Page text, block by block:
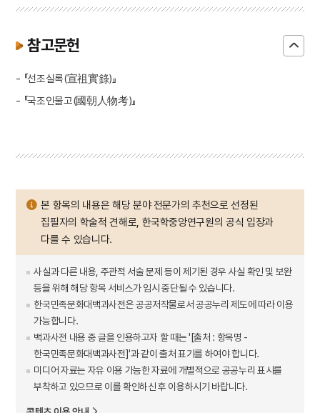
참고문헌
- 『선조실록(宣祖實錄)』
- 『국조인물고(國朝人物考)』
본 항목의 내용은 해당 분야 전문가의 추천으로 선정된
집필자의 학술적 견해로, 한국학중앙연구원의 공식 입장과
다를 수 있습니다.
사실과 다른 내용, 주관적 서술 문제 등이 제기된 경우 사실 확인 및 보완
등을 위해 해당 항목 서비스가 임시 중단될 수 있습니다.
한국민족문화대백과사전은 공공저작물로서 공공누리 제도에 따라 이용
가능합니다.
백과사전 내용 중 글을 인용하고자 할 때는 '[출처 : 항목명 -
한국민족문화대백과사전]'과 같이 출처 표기를 하여야 합니다.
미디어 자료는 자유 이용 가능한 자료에 개별적으로 공공누리 표시를
부착하고 있으므로 이를 확인하신 후 이용하시기 바랍니다.